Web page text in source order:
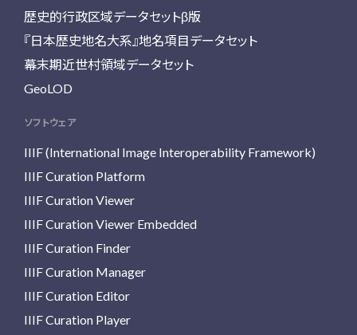
歴史的行政区域データセットβ版
『日本歴史地名大系』地名項目データセット
幕末期近世村領域データセット
GeoLOD
ソフトウェア
IIIF (International Image Interoperability Framework)
IIIF Curation Platform
IIIF Curation Viewer
IIIF Curation Viewer Embedded
IIIF Curation Finder
IIIF Curation Manager
IIIF Curation Editor
IIIF Curation Player